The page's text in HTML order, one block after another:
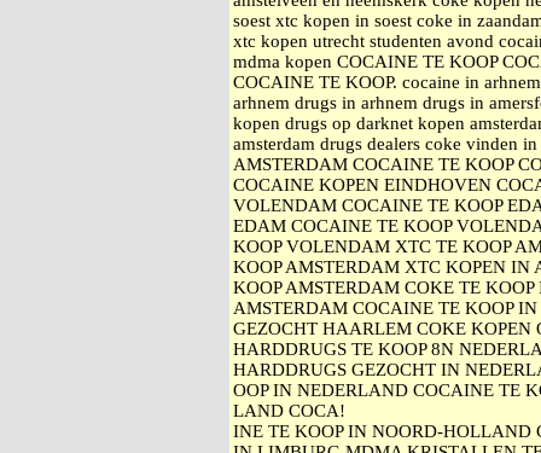
soest xtc kopen in soest coke in
xtc kopen utrecht studenten avond
mdma kopen COCAINE TE KOOP
COCAINE TE KOOP. cocaine in
arhnem drugs in arhnem drugs in
kopen drugs op darknet kopen
amsterdam drugs dealers coke vinden
AMSTERDAM COCAINE TE KOOP
COCAINE KOPEN EINDHOVEN
VOLENDAM COCAINE TE KOOP
EDAM COCAINE TE KOOP
KOOP VOLENDAM XTC TE KOOP
KOOP AMSTERDAM XTC KOPEN
KOOP AMSTERDAM COKE TE
AMSTERDAM COCAINE TE KOOP
GEZOCHT HAARLEM COKE
HARDDRUGS TE KOOP 8N
HARDDRUGS GEZOCHT IN
OOP IN NEDERLAND COCAINE TE
LAND COCA!
INE TE KOOP IN NOORD-HOLLAND